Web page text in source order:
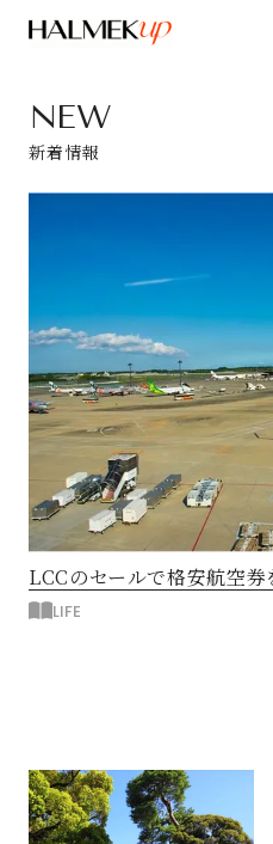
NEW
新着情報
LCCのセールで格安航空
LIFE